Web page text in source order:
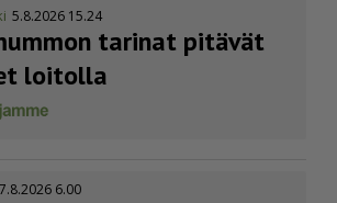
5.8.2026 15.24
tarinat pitävät
loitolla
7.8.2026 6.00